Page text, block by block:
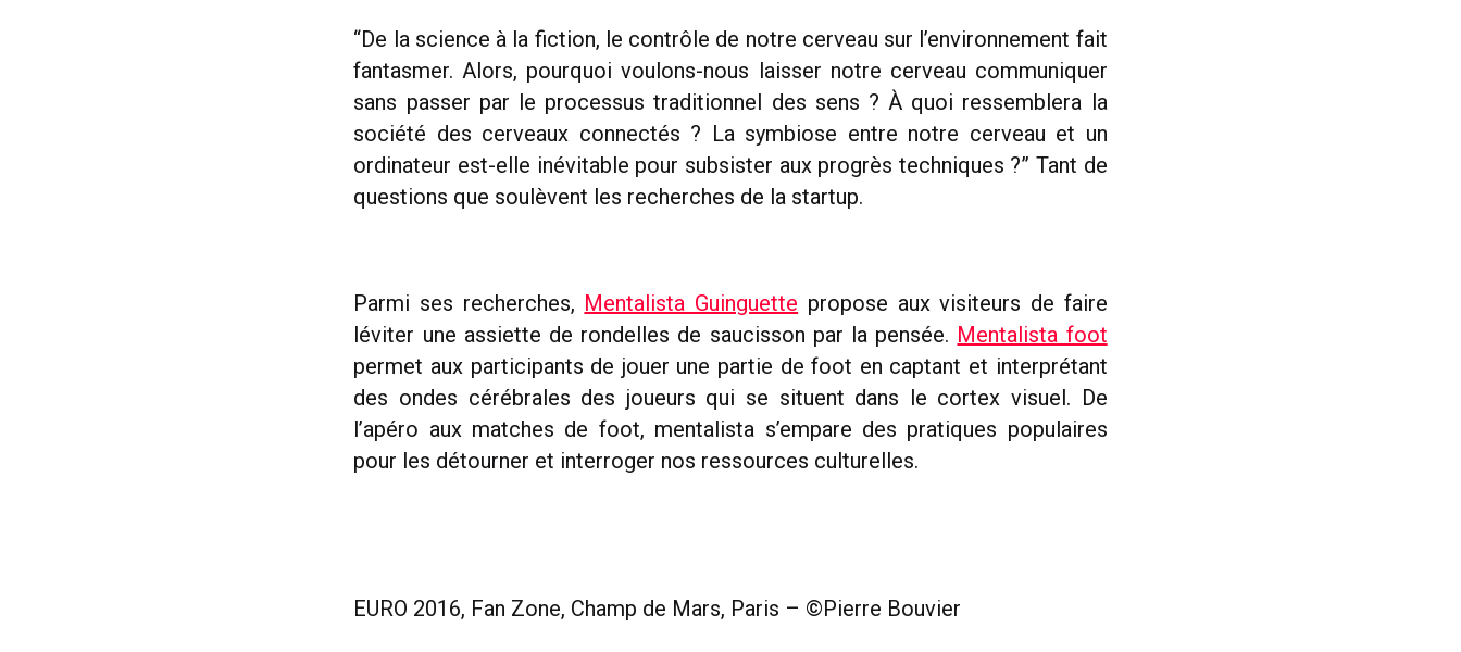
“De la science à la fiction, le contrôle de notre cerveau sur l’environnement fait
fantasmer. Alors, pourquoi voulons-nous laisser notre cerveau communiquer
sans passer par le processus traditionnel des sens ? À quoi ressemblera la
société des cerveaux connectés ? La symbiose entre notre cerveau et un
ordinateur est-elle inévitable pour subsister aux progrès techniques ?” Tant de
questions que soulèvent les recherches de la startup.
Parmi ses recherches, Mentalista Guinguette propose aux visiteurs de faire
léviter une assiette de rondelles de saucisson par la pensée. Mentalista foot
permet aux participants de jouer une partie de foot en captant et interprétant
des ondes cérébrales des joueurs qui se situent dans le cortex visuel. De
l’apéro aux matches de foot, mentalista s’empare des pratiques populaires
pour les détourner et interroger nos ressources culturelles.
EURO 2016, Fan Zone, Champ de Mars, Paris – ©Pierre Bouvier